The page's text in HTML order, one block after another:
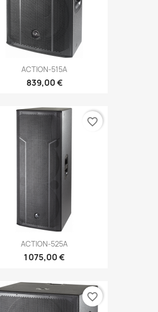
ACTION-515A
839,00 €
ACTION-525A
1 075,00 €
favorite_border
favorite_border